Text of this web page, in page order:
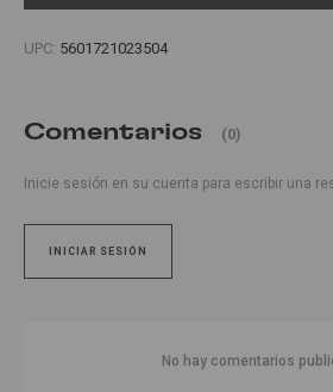
UPC: 5601721023504
Comentarios (0)
Inicie sesión en su cuenta para escribir una
INICIAR SESIÓN
No hay comentarios